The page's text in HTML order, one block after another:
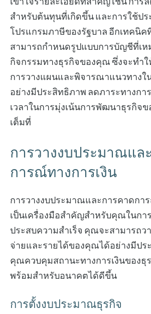
สำหรับต้นทุนที่เกิดขึ้น และการใช้ป
โปรแกรมภาษีของรัฐบาล อีกเทคนิ
สามารถกำหนดรูปแบบการบัญชีที่เห
กิจกรรมทางธุรกิจของคุณ ซึ่งจะทำ
การวางแผนและพิจารณาแนวทางใ
อย่างมีประสิทธิภาพ ลดภาระทางกา
เวลาในการมุ่งเน้นการพัฒนาธุรกิจ
เต็มที่
การวางงบประมาณแล
การณ์ทางการเงิน
การวางงบประมาณและการคาดกา
เป็นเครื่องมือสำคัญสำหรับคุณในกา
ประสบความสำเร็จ คุณจะสามารถว
จ่ายและรายได้ของคุณได้อย่างมีปร
คุณควบคุมสถานะทางการเงินของธุ
พร้อมสำหรับอนาคตได้ดีขึ้น
การตั้งงบประมาณธุรกิจ